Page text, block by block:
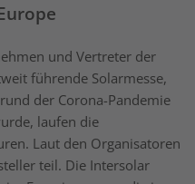
und Vertreter der
führende Solarmesse,
der Corona-Pandemie
laufen die
Laut den Organisatoren
teil. Die Intersolar